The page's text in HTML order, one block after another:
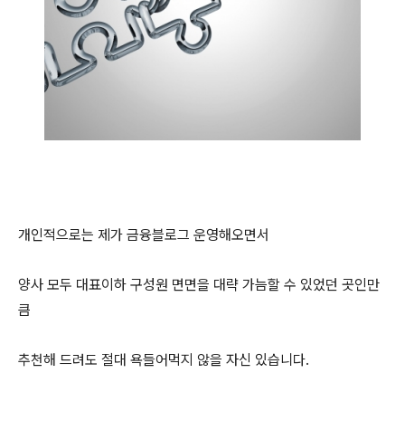
개인적으로는 제가 금융블로그 운영해오면서
양사 모두 대표이하 구성원 면면을 대략 가늠할 수 있었던 곳인만
큼
추천해 드려도 절대 욕들어먹지 않을 자신 있습니다.